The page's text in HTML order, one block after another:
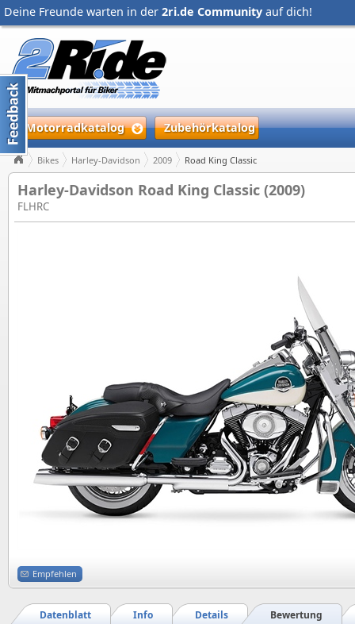
Deine Freunde warten in der 2ri.de Community auf dich!
Motorradkatalog Zubehörkatalog
Bikes Harley-Davidson 2009 Road King Classic
Harley-Davidson Road King Classic (2009)
FLHRC
Empfehlen
Bewertung
Details
Info
Datenblatt